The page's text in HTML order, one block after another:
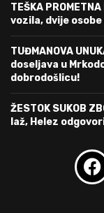
TEŠKA
vozila, dvije
TUĐMANOVA
doseljava u
dobrodošlicu!
ŽESTOK SUKOB
laž, Helez